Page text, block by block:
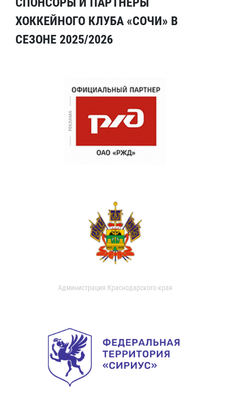
ХОККЕЙНОГО КЛУБА «СОЧИ» В
СЕЗОНЕ 2025/2026
Администрация Краснодарского края